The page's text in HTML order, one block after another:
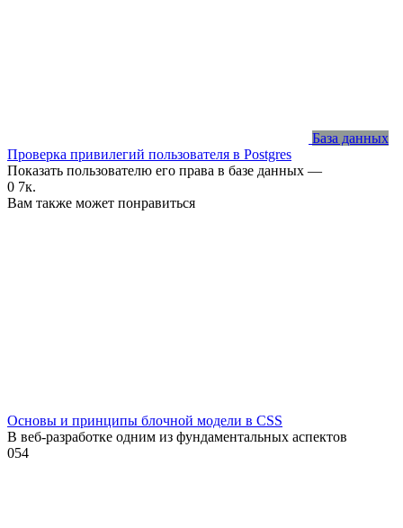
База данных
Проверка привилегий пользователя в Postgres
Показать пользователю его права в базе данных —
0 7к.
Вам также может понравиться
Основы и принципы блочной модели в CSS
В веб-разработке одним из фундаментальных аспектов
054